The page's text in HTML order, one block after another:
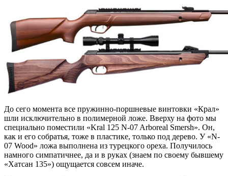
До сего момента все пружинно-поршневые винтовки «Крал»
шли исключительно в полимерной ложе. Вверху на фото мы
специально поместили «Kral 125 N-07 Arboreal Smersh». Он,
как и его собратья, тоже в пластике, только под дерево. У «N-
07 Wood» ложа выполнена из турецкого ореха. Получилось
намного симпатичнее, да и в руках (знаем по своему бывшему
«Хатсан 135») ощущается совсем иначе.